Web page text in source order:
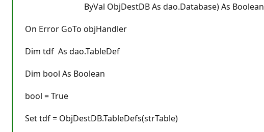
ByVal ObjDestDB As dao.Database) As Boolean
On Error GoTo objHandler
Dim tdf As dao.TableDef
Dim bool As Boolean
bool = True
Set tdf = ObjDestDB.TableDefs(strTable)